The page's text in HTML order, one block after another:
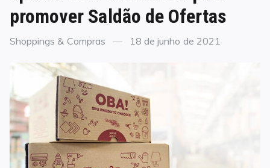
promover Saldão de Ofertas
Categories
Shoppings & Compras
Posted
18 de junho de 2021